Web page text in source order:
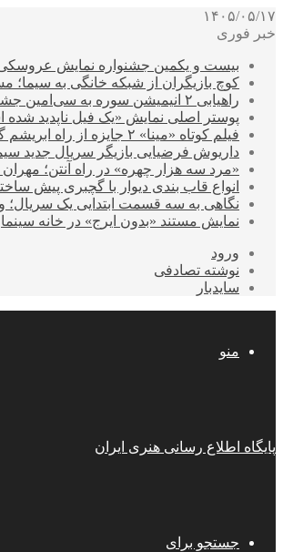
۱۴۰۵/۰۵/۱۷
خبر فوری
بیست و یکمین جشنواره نمایش
کوچ بازیگران از شبکه خانگی به
راهیابی ۲ انیمیشن سوره به سی‌امین جشنواره فیلم رود آیلند
پوستر اصلی نمایش «یک فیل ناپدید
فیلم کوتاه «مینا» ۲ جایزه از راه ابریشم گرفت؛ پوستر منتشر شد
داریوش فرضیایی بازیگر سریال جدید
«مرد سه هزار چهره» در راه آنتن؛
انواع قاب بندی دیوار با گچبری پیش
نگاهی به سه قسمت ابتدایی یک سریال؛
نمایش مستند «بدون ایرج» در خانه سینما
ورود
نوشته تصادفی
سایدبار
منو
پایگاه اطلاع رسانی هنری ایران
جستجو برای